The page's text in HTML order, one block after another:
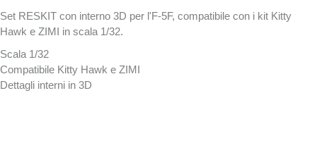
Set RESKIT con interno 3D per l'F-5F, compatibile con i kit Kitty
Hawk e ZIMI in scala 1/32.
Scala 1/32
Compatibile Kitty Hawk e ZIMI
Dettagli interni in 3D